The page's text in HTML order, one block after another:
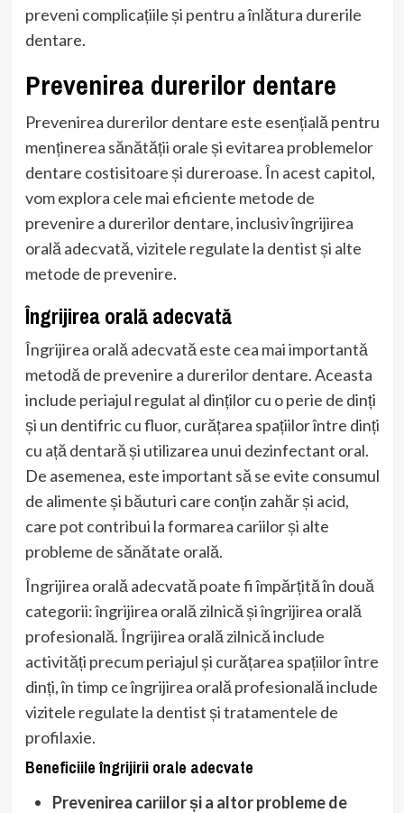
preveni complicațiile și pentru a înlătura durerile
dentare.
Prevenirea durerilor dentare
Prevenirea durerilor dentare este esențială pentru
menținerea sănătății orale și evitarea problemelor
dentare costisitoare și dureroase. În acest capitol,
vom explora cele mai eficiente metode de
prevenire a durerilor dentare, inclusiv îngrijirea
orală adecvată, vizitele regulate la dentist și alte
metode de prevenire.
Îngrijirea orală adecvată
Îngrijirea orală adecvată este cea mai importantă
metodă de prevenire a durerilor dentare. Aceasta
include periajul regulat al dinților cu o perie de dinți
și un dentifric cu fluor, curățarea spațiilor între dinți
cu ață dentară și utilizarea unui dezinfectant oral.
De asemenea, este important să se evite consumul
de alimente și băuturi care conțin zahăr și acid,
care pot contribui la formarea cariilor și alte
probleme de sănătate orală.
Îngrijirea orală adecvată poate fi împărțită în două
categorii: îngrijirea orală zilnică și îngrijirea orală
profesională. Îngrijirea orală zilnică include
activități precum periajul și curățarea spațiilor între
dinți, în timp ce îngrijirea orală profesională include
vizitele regulate la dentist și tratamentele de
profilaxie.
Beneficiile îngrijirii orale adecvate
Prevenirea cariilor și a altor probleme de